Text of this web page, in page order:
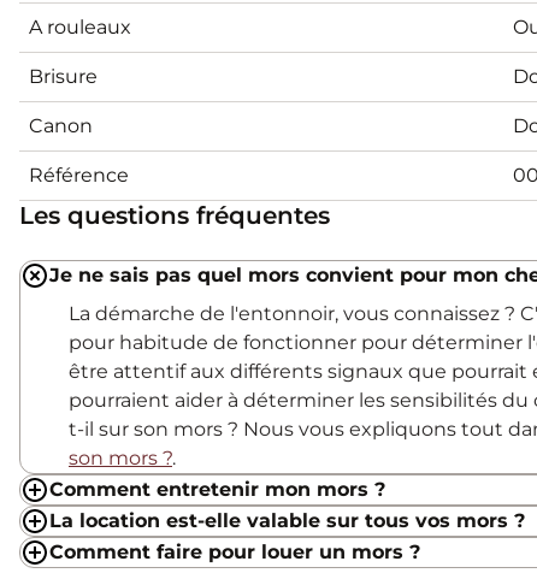
A rouleaux
Brisure
Canon
Référence
Les questions fréquentes
Je ne sais pas quel mors convient pour mon
La démarche de l'entonnoir, vous connaissez ?
pour habitude de fonctionner pour déterminer
être attentif aux différents signaux que
pourraient aider à déterminer les sensibilités du
t-il sur son mors ? Nous vous expliquons tout
son mors ?.
Comment entretenir mon mors ?
La location est-elle valable sur tous vos mors ?
Comment faire pour louer un mors ?